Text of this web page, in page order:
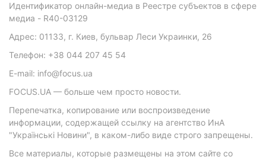
Идентификатор онлайн-медиа в Реестре субъектов в сфере
медиа - R40-03129
Адрес: 01133, г. Киев, бульвар Леси Украинки, 26
Телефон: +38 044 207 45 54
E-mail: info@focus.ua
FOCUS.UA — больше чем просто новости.
Перепечатка, копирование или воспроизведение
информации, содержащей ссылку на агентство ИнА
"Українські Новини", в каком-либо виде строго запрещены.
Все материалы, которые размещены на этом сайте со